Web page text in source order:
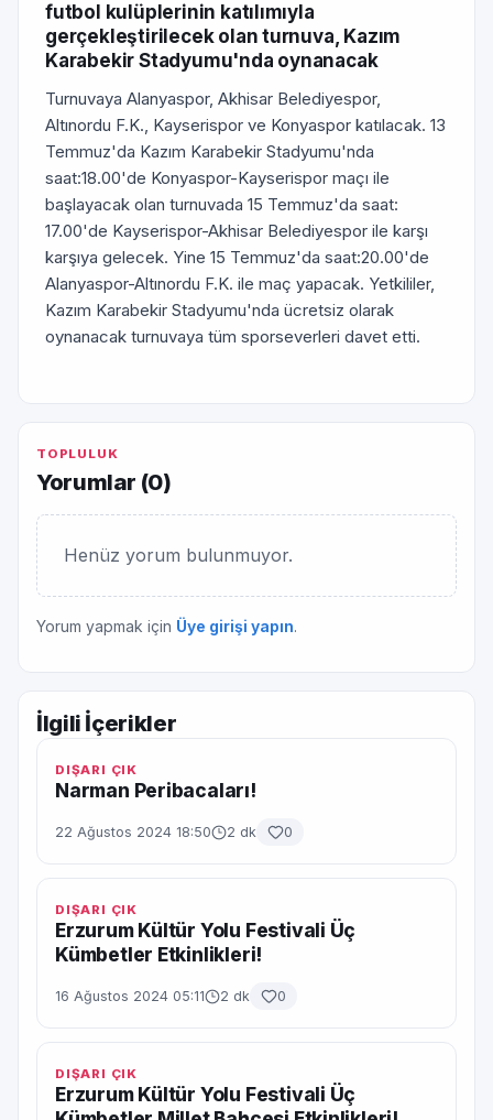
futbol kulüplerinin katılımıyla
gerçekleştirilecek olan turnuva, Kazım
Karabekir Stadyumu'nda oynanacak
Turnuvaya Alanyaspor, Akhisar Belediyespor,
Altınordu F.K., Kayserispor ve Konyaspor katılacak. 13
Temmuz'da Kazım Karabekir Stadyumu'nda
saat:18.00'de Konyaspor-Kayserispor maçı ile
başlayacak olan turnuvada 15 Temmuz'da saat:
17.00'de Kayserispor-Akhisar Belediyespor ile karşı
karşıya gelecek. Yine 15 Temmuz'da saat:20.00'de
Alanyaspor-Altınordu F.K. ile maç yapacak. Yetkililer,
Kazım Karabekir Stadyumu'nda ücretsiz olarak
oynanacak turnuvaya tüm sporseverleri davet etti.
TOPLULUK
Yorumlar (0)
Henüz yorum bulunmuyor.
Yorum yapmak için Üye girişi yapın.
İlgili İçerikler
DIŞARI ÇIK
Narman Peribacaları!
22 Ağustos 2024 18:50 2 dk 0
DIŞARI ÇIK
Erzurum Kültür Yolu Festivali Üç
Kümbetler Etkinlikleri!
16 Ağustos 2024 05:11 2 dk 0
DIŞARI ÇIK
Erzurum Kültür Yolu Festivali Üç